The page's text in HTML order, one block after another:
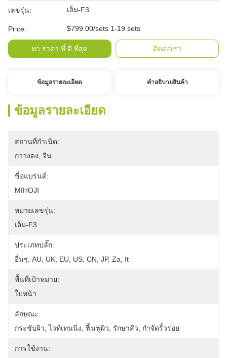
เลขรุ่น: เอ็ม-F3
Price: $799.00/sets 1-19 sets
หา ราคา ที่ ดี ที่สุด ติดต่อเรา
ข้อมูลรายละเอียด คําอธิบายสินค้า
ข้อมูลรายละเอียด
สถานที่กำเนิด:
กวางดง, จีน
ชื่อแบรนด์:
MIHOJI
หมายเลขรุ่น:
เอ็ม-F3
ประเภทปลั๊ก:
อื่นๆ, AU, UK, EU, US, CN, JP, Za, It
พื้นที่เป้าหมาย:
ใบหน้า
ลักษณะ:
กระชับผิว, ไวท์เทนนิ่ง, ฟื้นฟูผิว, รักษาสิว, กำจัดริ้วรอย
การใช้งาน: